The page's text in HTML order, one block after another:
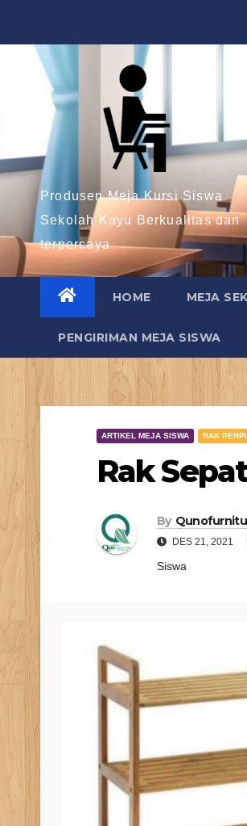
content
Produsen Meja Kursi Siswa
Sekolah Kayu Berkualitas dan
terpercaya
HOME MEJA
PENGIRIMAN MEJA SISWA
ARTIKEL MEJA SISWA RAK
Rak
By
DES 21, 2021
Siswa